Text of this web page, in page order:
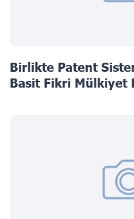
Birlikte Patent
Basit Fikri Mülkiyet